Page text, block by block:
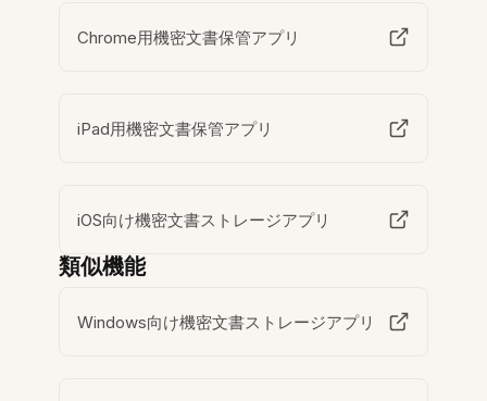
Chrome用機密文書保管アプリ
iPad用機密文書保管アプリ
iOS向け機密文書ストレージアプリ
類似機能
Windows向け機密文書ストレージアプリ